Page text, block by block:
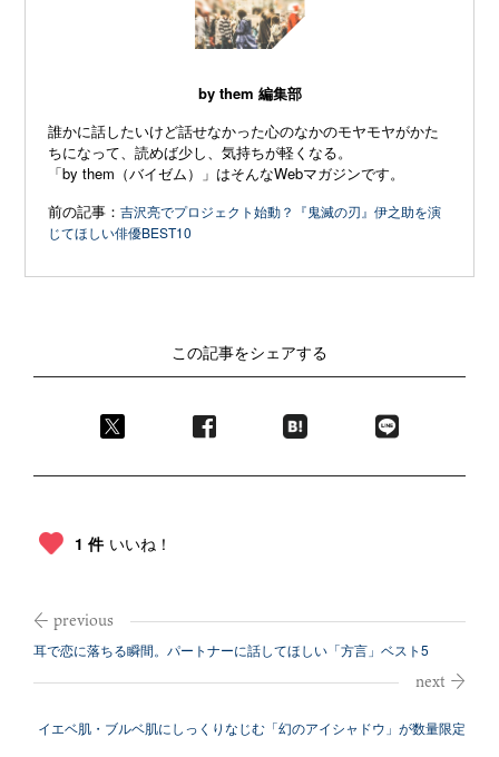
by them 編集部
誰かに話したいけど話せなかった心のなかのモヤモヤがかた
ちになって、読めば少し、気持ちが軽くなる。
「by them（バイゼム）」はそんなWebマガジンです。
前の記事：吉沢亮でプロジェクト始動？『鬼滅の刃』伊之助を演
じてほしい俳優BEST10
この記事をシェアする
1 件 いいね！
耳で恋に落ちる瞬間。パートナーに話してほしい「方言」ベスト5
イエベ肌・ブルベ肌にしっくりなじむ「幻のアイシャドウ」が数量限定